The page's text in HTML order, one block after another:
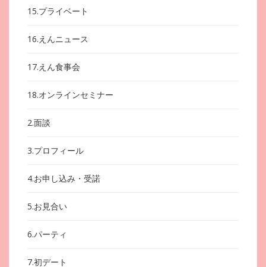
15.プライベート
16.えんニュース
17.えん食事会
18.オンラインセミナー
2.面談
3.プロフィール
4.お申し込み・受諾
5.お見合い
6.パーティ
7.初デート